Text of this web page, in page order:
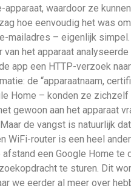
apparaat, waardoor ze
hoe eenvoudig het was
mailadres – eigenlijk
van het apparaat
app een HTTP-verzoek
de “apparaatnaam,
Home – konden ze
gewoon aan het apparaat
de vangst is natuurlijk
WiFi-router is een heel
een Google Home te
te sturen. Dit
we eerder al meer over